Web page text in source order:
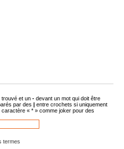
trouvé et un - devant un mot qui doit être
par des | entre crochets si uniquement
« * » comme joker pour des
termes